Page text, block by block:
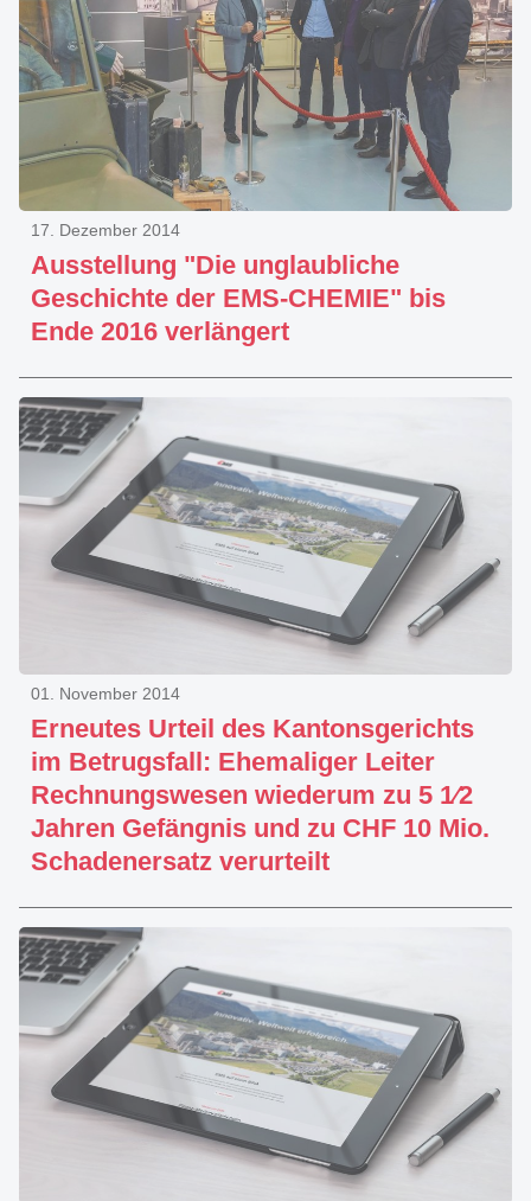
Ausstellung "Die unglaubliche
Geschichte der EMS-CHEMIE" bis
Ende 2016 verlängert
17. Dezember 2014
Erneutes Urteil des Kantonsgerichts
im Betrugsfall: Ehemaliger Leiter
Rechnungswesen wiederum zu 5 1⁄2
Jahren Gefängnis und zu CHF 10 Mio.
Schadenersatz verurteilt
01. November 2014